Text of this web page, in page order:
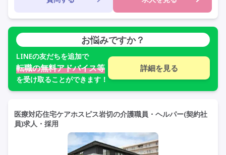
お悩みですか？
LINEの友だちを追加で
転職の無料アドバイス等
を受け取ることができます！
詳細を見る
医療対応住宅ケアホスピス岩切の介護職員・ヘルパー(契約社
員)求人・採用